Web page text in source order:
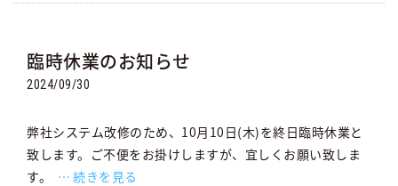
臨時休業のお知らせ
2024/09/30
弊社システム改修のため、10月10日(木)を終日臨時休業と
致します。ご不便をお掛けしますが、宜しくお願い致しま
す。
続きを見る